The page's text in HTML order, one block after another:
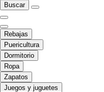
Buscar
Rebajas
Puericultura
Dormitorio
Ropa
Zapatos
Juegos y juguetes